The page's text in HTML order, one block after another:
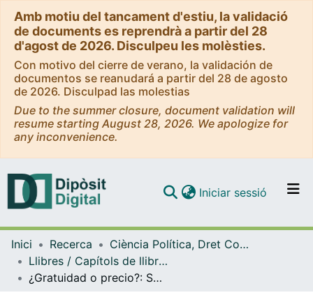
Amb motiu del tancament d'estiu, la validació
de documents es reprendrà a partir del 28
d'agost de 2026. Disculpeu les molèsties.
Con motivo del cierre de verano, la validación de
documentos se reanudará a partir del 28 de agosto
de 2026. Disculpad las molestias
Due to the summer closure, document validation will
resume starting August 28, 2026. We apologize for
any inconvenience.
Navega per tot el DD
Com publicar
Iniciar sessió (current)
Inici Recerca
Ciència Política, Dret Constitucional i Filosofia del Dret
Llibres / Capítols de llibre (Ciència Política, Dret Constitucional i Filosofia del Dret)
¿Gratuidad o precio?: Sobre el cuerpo humano como recurso